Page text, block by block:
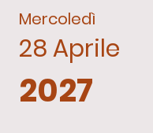
Mercoledì
28 Aprile
2027